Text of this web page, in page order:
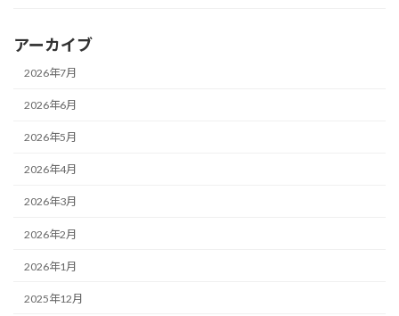
アーカイブ
2026年7月
2026年6月
2026年5月
2026年4月
2026年3月
2026年2月
2026年1月
2025年12月